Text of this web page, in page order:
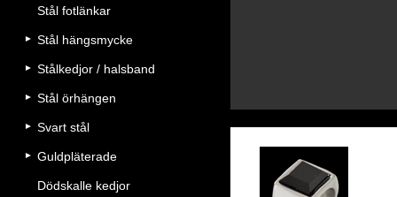
Stål fotlänkar
Stål hängsmycke
Stålkedjor / halsband
Stål örhängen
Svart stål
Guldpläterade
Dödskalle kedjor